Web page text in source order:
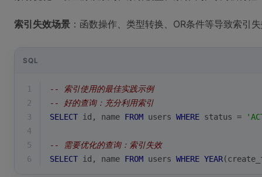
索引失效场景 ：函数操作、类型转换、OR条件等导致索引
SQL
1
-- 索引使用的最佳实践示例
2
-- 好的查询：充分利用索引
3
SELECT id, name FROM users WHERE status =
4
5
-- 需要优化的查询：索引失效
6
SELECT id, name FROM users WHERE YEAR